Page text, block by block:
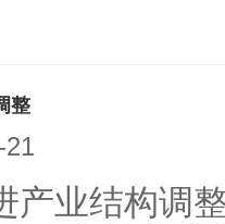
整
21
产业结构调